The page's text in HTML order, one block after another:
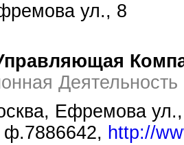
ул., 8
Деятельность
Ефремова
ф.7886642, http://